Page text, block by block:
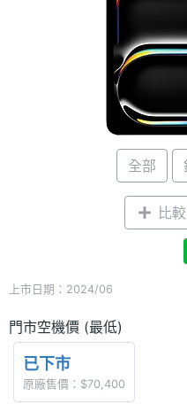
全部
比較
上市日期：2024/06
門市空機價 (最低)
已下市
原廠售價：$70,400